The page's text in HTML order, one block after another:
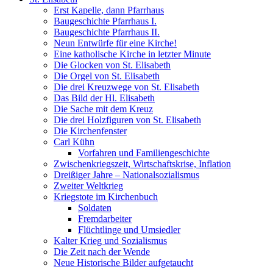
Erst Kapelle, dann Pfarrhaus
Baugeschichte Pfarrhaus I.
Baugeschichte Pfarrhaus II.
Neun Entwürfe für eine Kirche!
Eine katholische Kirche in letzter Minute
Die Glocken von St. Elisabeth
Die Orgel von St. Elisabeth
Die drei Kreuzwege von St. Elisabeth
Das Bild der Hl. Elisabeth
Die Sache mit dem Kreuz
Die drei Holzfiguren von St. Elisabeth
Die Kirchenfenster
Carl Kühn
Vorfahren und Familiengeschichte
Zwischenkriegszeit, Wirtschaftskrise, Inflation
Dreißiger Jahre – Nationalsozialismus
Zweiter Weltkrieg
Kriegstote im Kirchenbuch
Soldaten
Fremdarbeiter
Flüchtlinge und Umsiedler
Kalter Krieg und Sozialismus
Die Zeit nach der Wende
Neue Historische Bilder aufgetaucht